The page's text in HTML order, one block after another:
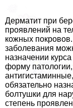
Дерматит при
проявлений на
кожных
заболевания
назначении
форму
обязательно
болтушки для
степень